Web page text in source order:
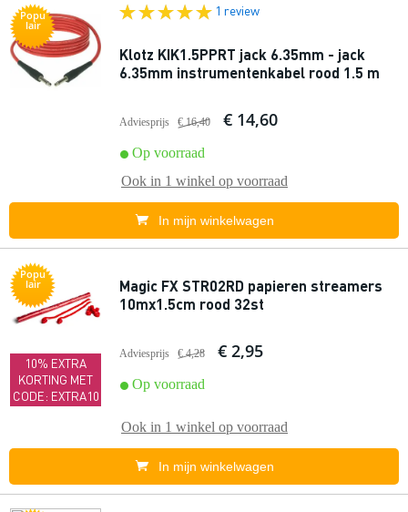
Popu
lair
1 review
Klotz KIK1.5PPRT jack 6.35mm - jack
6.35mm instrumentenkabel rood 1.5 m
Adviesprijs € 16,40 € 14,60
Op voorraad
Ook in 1 winkel op voorraad
In mijn winkelwagen
Popu
lair
10% EXTRA
KORTING MET
CODE: EXTRA10
Magic FX STR02RD papieren streamers
10mx1.5cm rood 32st
Adviesprijs € 4,28 € 2,95
Op voorraad
Ook in 1 winkel op voorraad
In mijn winkelwagen